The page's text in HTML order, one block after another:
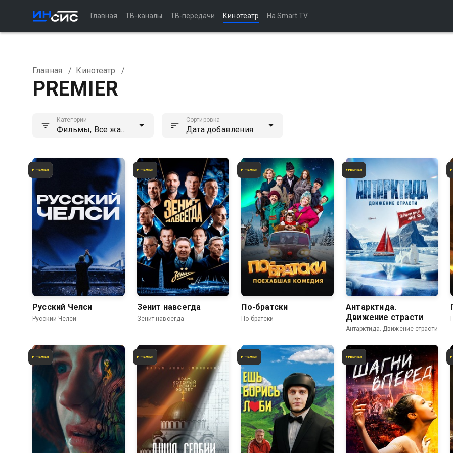
Главная ТВ-каналы ТВ-передачи Кинотеатр На Smart TV
Главная / Кинотеатр /
PREMIER
Категории Сортировка
Русский Челси
Русский Челси
Зенит навсегда
Зенит навсегда
По-братски
По-братски
Антарктида.
Движение страсти
Антарктида. Движение страсти